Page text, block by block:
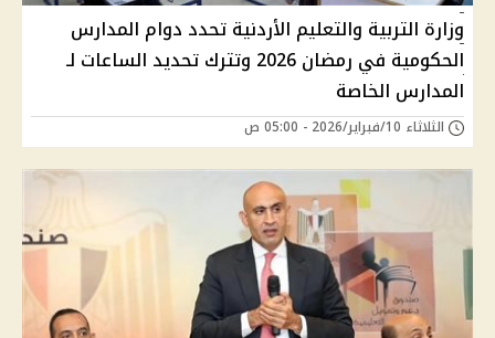
وزارة التربية والتعليم الأردنية تحدد دوام المدارس
الحكومية في رمضان 2026 وتترك تحديد الساعات لـ
المدارس الخاصة
الثلاثاء 10/فبراير/2026 - 05:00 ص